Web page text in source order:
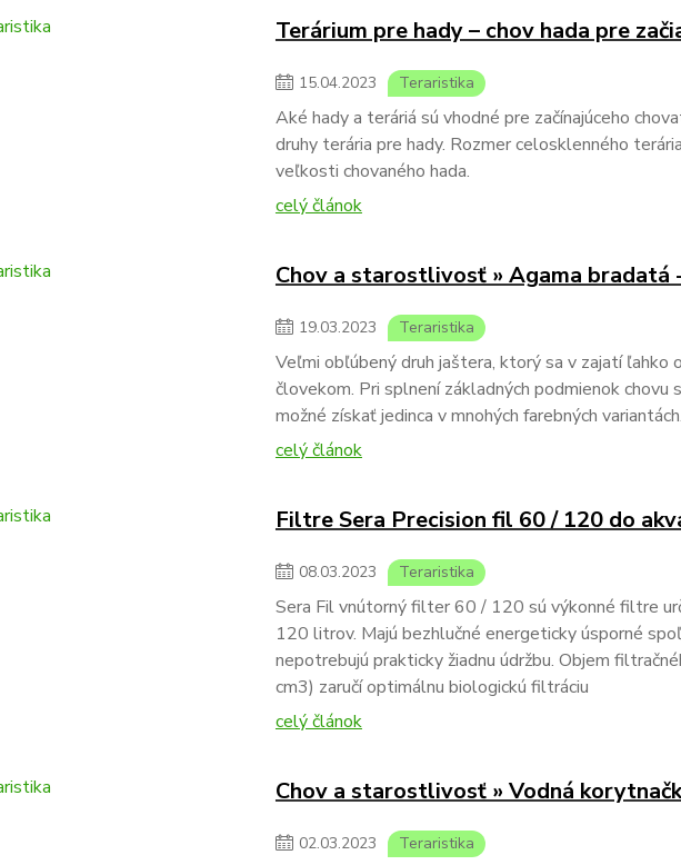
Terárium pre hady – chov hada pre
15.04.2023 Teraristika
Aké hady a teráriá sú vhodné pre začínajúceho
druhy terária pre hady. Rozmer celosklenného
veľkosti chovaného hada.
celý článok
Chov a starostlivosť » Agama bradatá
19.03.2023 Teraristika
Veľmi obľúbený druh jaštera, ktorý sa v zajatí ľahko
človekom. Pri splnení základných podmienok chovu
možné získať jedinca v mnohých farebných variantách.
celý článok
Filtre Sera Precision fil 60 / 120 do
08.03.2023 Teraristika
Sera Fil vnútorný filter 60 / 120 sú výkonné filtre
120 litrov. Majú bezhlučné energeticky úsporné
nepotrebujú prakticky žiadnu údržbu. Objem
cm3) zaručí optimálnu biologickú filtráciu
celý článok
Chov a starostlivosť » Vodná
02.03.2023 Teraristika